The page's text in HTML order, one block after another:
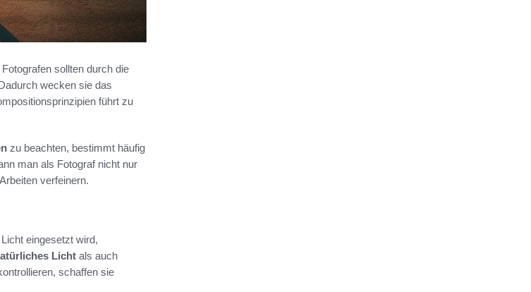
Fotografen sollten durch die
wecken sie das
führt zu
zu beachten, bestimmt häufig
man als Fotograf nicht nur
verfeinern.
eingesetzt wird,
Licht als auch
schaffen sie